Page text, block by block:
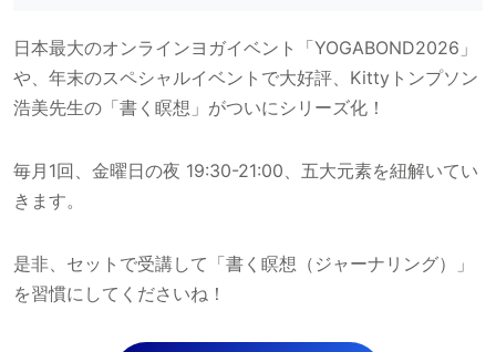
日本最大のオンラインヨガイベント「YOGABOND2026」
や、年末のスペシャルイベントで大好評、Kittyトンプソン
浩美先生の「書く瞑想」がついにシリーズ化！
毎月1回、金曜日の夜 19:30-21:00、五大元素を紐解いてい
きます。
是非、セットで受講して「書く瞑想（ジャーナリング）」
を習慣にしてくださいね！